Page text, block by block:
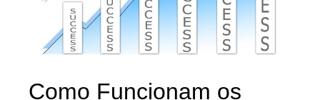
Como Funcionam os